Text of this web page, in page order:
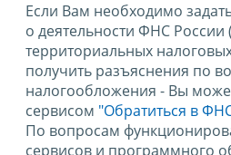
Если Вам необходимо
о деятельности ФНС России
территориальных
получить разъяснения по
налогообложения - Вы
сервисом "Обратиться в
По вопросам
сервисов и программного